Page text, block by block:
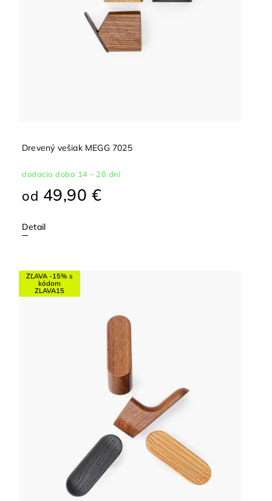
Drevený vešiak MEGG 7025
dodacia doba 14 – 20 dní
od 49,90 €
Detail
ZĽAVA -15% s
kódom
ZLAVA15